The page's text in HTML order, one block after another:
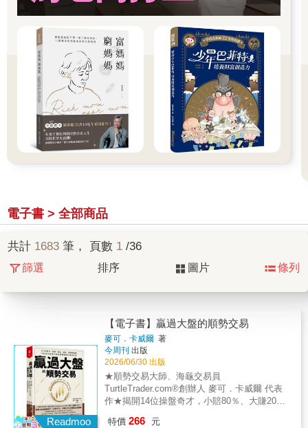
電子書 > 全部商品
共計 1683 筆， 頁數 1 /36
篩選 排序 圖片 條列
Readmoo
【電子書】贏過大盤的順勢交易
麥可．卡威爾 著
今周刊 出版
2026/06/30 出版
★順勢交易大師、海龜交易員
TurtleTrader.com®創辦人 麥可．卡威爾 代表
作★揭開14位操盤奇才，小賠80％、大賺20％
數據」與「價格趨勢」，這不是天才的專利，
特價 266 元